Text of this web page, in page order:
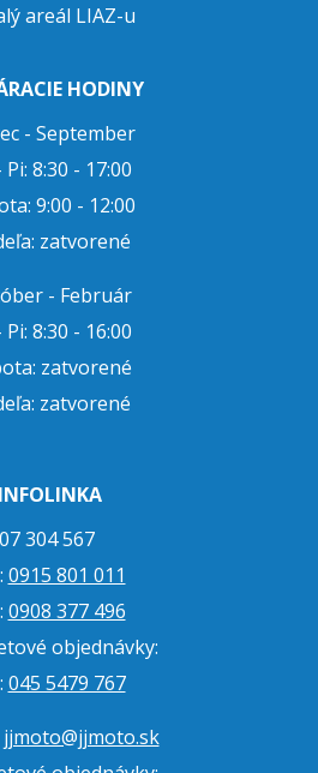
areál LIAZ-u
HODINY
- September
Pi: 8:30 - 17:00
9:00 - 12:00
zatvorené
- Február
Pi: 8:30 - 16:00
zatvorené
zatvorené
INFOLINKA
304 567
0915 801 011
0908 377 496
objednávky:
045 5479 767
jjmoto@jjmoto.sk